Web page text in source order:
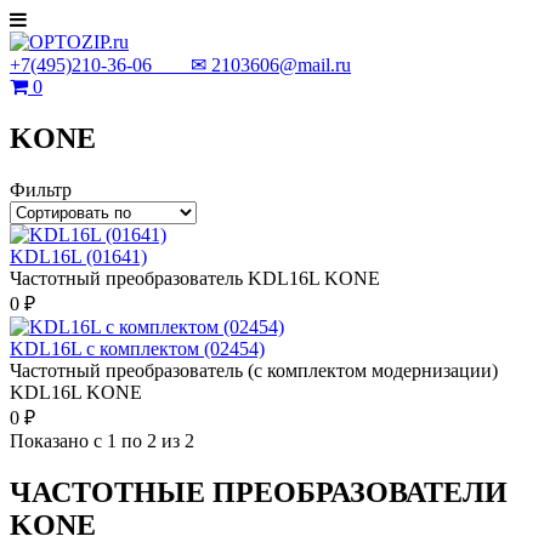
+7(495)210-36-06 ✉ 2103606@mail.ru
0
KONE
Фильтр
KDL16L (01641)
Частотный преобразователь KDL16L KONE
0 ₽
KDL16L с комплектом (02454)
Частотный преобразователь (с комплектом модернизации)
KDL16L KONE
0 ₽
Показано с 1 по 2 из 2
ЧАСТОТНЫЕ ПРЕОБРАЗОВАТЕЛИ
KONE